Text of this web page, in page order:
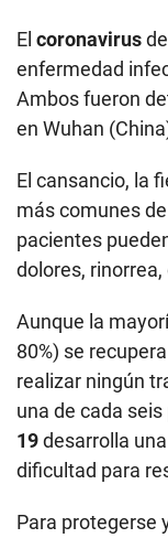
El coronavirus
enfermedad
Ambos fueron
en Wuhan
El cansancio, la
más comunes
pacientes
dolores,
Aunque la
80%) se
realizar ningún
una de cada
19desarrolla
dificultad para
Para protegerse